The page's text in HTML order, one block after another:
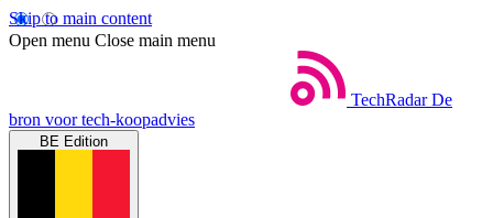
Skip to main content
Open menu Close main menu
TechRadar De
bron voor tech-koopadvies
BE Edition